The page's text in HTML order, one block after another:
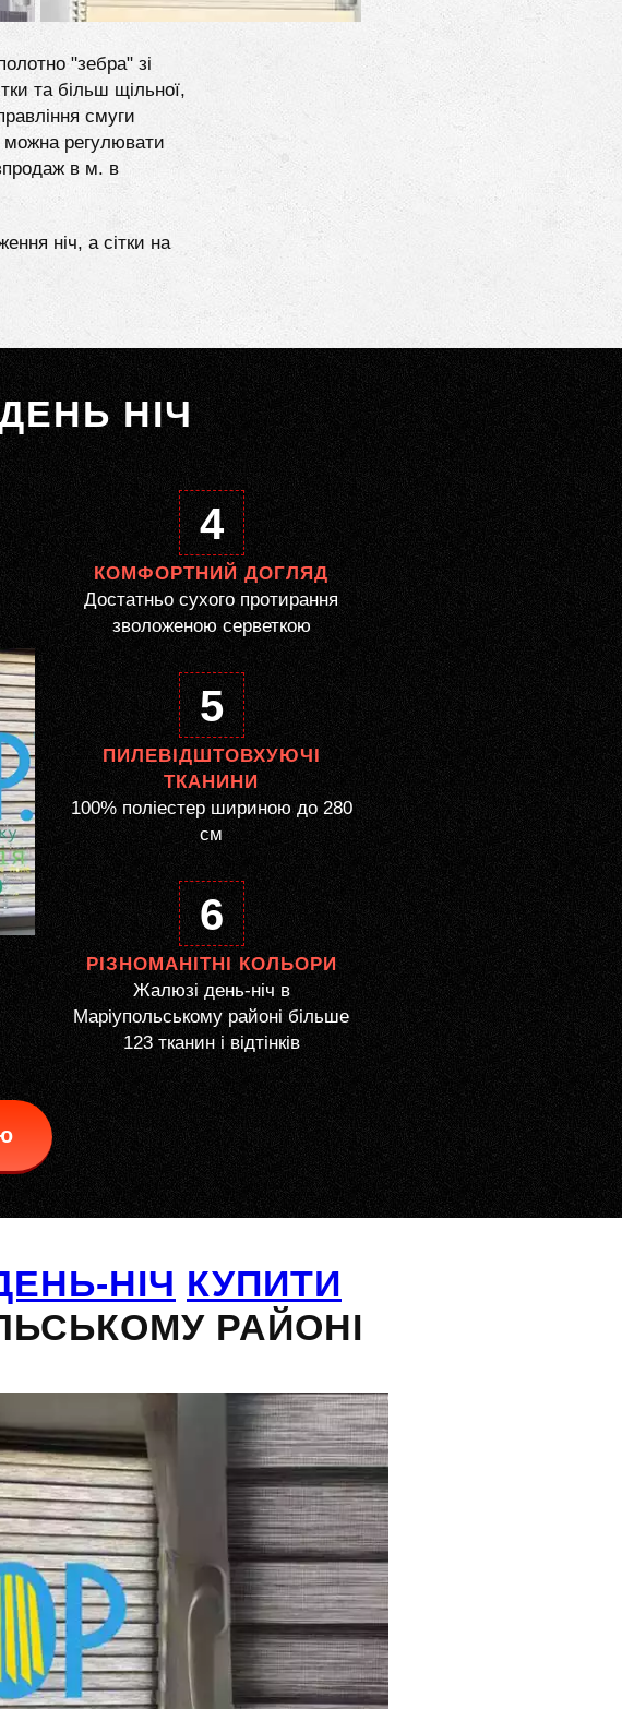
"зебра" зі
та більш щільної,
смуги
регулювати
в м. в
ніч, а сітки на
НІЧ
4
КОМФОРТНИЙ ДОГЛЯД
Достатньо сухого протирання
зволоженою серветкою
5
ПИЛЕВІДШТОВХУЮЧІ
ТКАНИНИ
100% поліестер шириною до 280
см
6
РІЗНОМАНІТНІ КОЛЬОРИ
Жалюзі день-ніч в
Маріупольському районі більше
123 тканин і відтінків
НІЧ КУПИТИ
РАЙОНІ